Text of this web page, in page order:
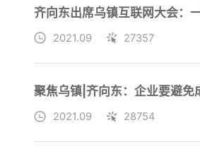
2021.09 27357
2021.09 28754